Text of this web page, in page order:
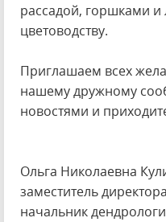
рассадой, горшками и
цветоводству.
Приглашаем всех
нашему дружному
новостями и
Ольга Николаевна
заместитель
начальник